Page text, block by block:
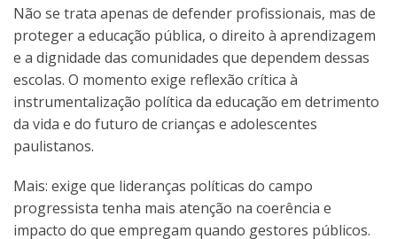
Não se trata apenas de defender profissionais, mas de
proteger a educação pública, o direito à aprendizagem
e a dignidade das comunidades que dependem dessas
escolas. O momento exige reflexão crítica à
instrumentalização política da educação em detrimento
da vida e do futuro de crianças e adolescentes
paulistanos.
Mais: exige que lideranças políticas do campo
progressista tenha mais atenção na coerência e
impacto do que empregam quando gestores públicos.